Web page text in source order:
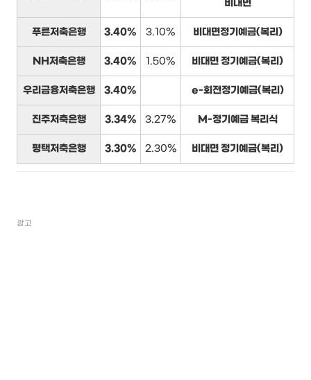
비대면
푸른저축은행 3.40% 3.10% 비대면정기예금(복리)
NH저축은행 3.40% 1.50% 비대면 정기예금(복리)
우리금융저축은행 3.40% e-회전정기예금(복리)
진주저축은행 3.34% 3.27% M-정기예금 복리식
평택저축은행 3.30% 2.30% 비대면 정기예금(복리)
광고